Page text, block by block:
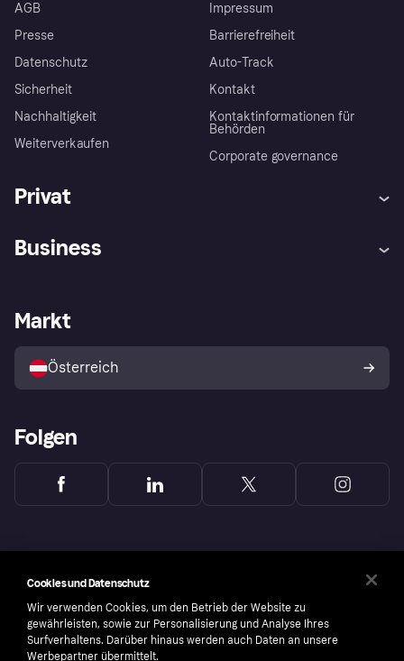
AGB
Presse
Datenschutz
Sicherheit
Nachhaltigkeit
Weiterverkaufen
Impressum
Barrierefreiheit
Auto-Track
Kontakt
Kontaktinformationen für
Behörden
Corporate governance
Privat
Shops entdecken
Business
Händlerportal
Markt
Österreich
Folgen
Cookies und Datenschutz
Wir verwenden Cookies, um den Betrieb der Website zu
gewährleisten, sowie zur Personalisierung und Analyse Ihres
Surfverhaltens. Darüber hinaus werden auch Daten an unsere
Werbepartner übermittelt.